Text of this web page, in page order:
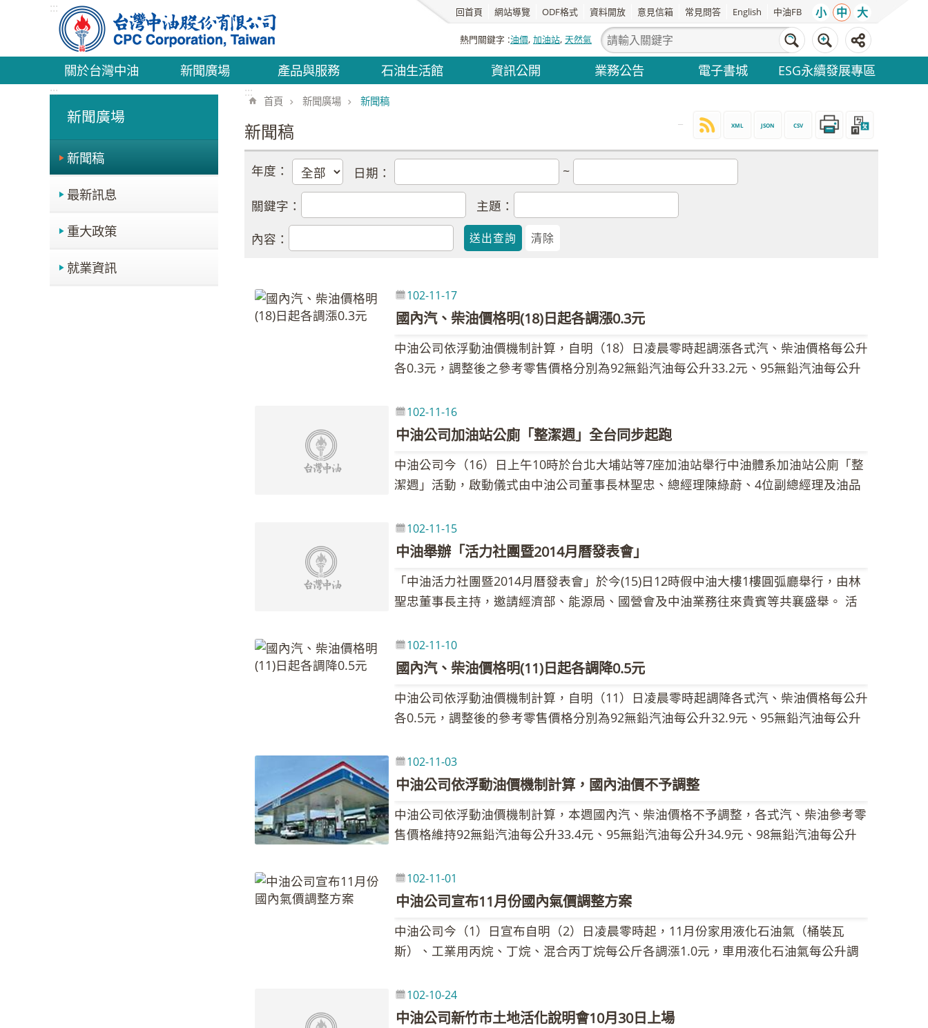
跳到主要內容區塊
::: 回首頁 網站導覽 ODF格式 資料開放 意見信箱 常見問答 English 中油FB 小 中 大
熱門關鍵字 油價 加油站 天然氣
關於台灣中油 新聞廣場 產品與服務 石油生活館 資訊公開 業務公告 電子書城 ESG永續發展專區
:::
新聞廣場
新聞稿
最新訊息
重大政策
就業資訊
:::
首頁 新聞廣場 新聞稿
新聞稿 XML JSON CSV
年度： 日期： ~
關鍵字：
主題：
內容：
國內汽、柴油價格明(18)日起各調漲0.3元
102-11-17
中油公司依浮動油價機制計算，自明（18）日凌晨零時起調漲各式汽、柴油價格每公升
各0.3元，調整後之參考零售價格分別為92無鉛汽油每公升33.2元、95無鉛汽油每公升
美中等六國對於伊朗議題仍未達成協議、美國貨幣寬鬆政策將持續實施，及利比亞再傳
原油生產中斷等因素，近日國際油價上揚，本週調價指標7D3B週均價為每桶105.53美
公式計算漲幅為1.31％，汽、柴油每公升分別調漲0.3元。各式汽、柴油參考零售價格
調幅及調整金額如附表，但實際零售價格仍應以各營業點公告為準。 中油公司表示，
設置多座自助加油站，提供相關優惠，民眾可多利用以節省荷包；另中油也提供各種省
油方式，相關資訊歡迎大家至中油全球資訊網查詢（https://www.cpc.com.tw/）。
中油公司加油站公廁「整潔週」全台同步起跑
102-11-16
中油公司今（16）日上午10時於台北大埔站等7座加油站舉行中油體系加油站公廁「整
潔週」活動，啟動儀式由中油公司董事長林聖忠、總經理陳綠蔚、4位副總經理及油品
公司「中油體系加油站公廁整潔週」活動已邁入第2年，去年首次由董事長林聖忠帶領
2000餘座加油站同步辦理，獲得社會各界及顧客的肯定與支持。為展現中油加油站
步道或交通樞紐處的7座中油加油站，同步視訊連線舉辦整潔週起跑活動，希望藉由
「整潔明亮 油您我一起」的理念，將公廁文化傳遞給各加油站，藉以強化中油加油站
理、楊敬熙、張瑞宗、林勝益、陳明輝等4位副總經理及油品行銷事業部李智副執行長
穿戴標準配備，分別在台北大埔站、台中五福站、高雄千越鳳頂站、宜蘭中森站、新竹
步驟，全台約2,000座加油站也同時進行公廁清潔服務，將優良公廁文化在中油體系加
油站徹底落實，讓消費者至中油加油站時，可以享受乾淨、整潔的環境服務。 中油表
徵；中油長期以來相當重視加油站公廁的清潔，就是重視消費者、以客為尊的具體表
現，同時也向社會大眾展現提升中油企業形象的誠意與決心。
中油舉辦「活力社團暨2014月曆發表會」
102-11-15
「中油活力社團暨2014月曆發表會」於今(15)日12時假中油大樓1樓圓弧廳舉行，由林
聖忠董事長主持，邀請經濟部、能源局、國營會及中油業務往來貴賓等共襄盛舉。 活
還展示中油美術社馮德偉師生繪製的12幅「2014中油之美月曆」主圖。 中油公司每年
均會製作精美月曆致贈業務往來客戶，及作為敦親睦鄰的年節贈禮，過去多以台灣美麗
的風景做為月曆主圖，今年在林董事長希望月曆能多一些中油企業元素的建議下，決定
挑選12張具代表性的中油公司各項業務照片，由中油美術社同仁繪製，期能讓中油鮮為
人知的業務面向，透過彩繪的多元筆觸，投入繪畫者的情感，呈現不同的風采，讓國人
發揚古詩詞的文學之美，在林董事長指導下，特別從唐詩、宋詞、周易、詩經等書中挑
選古詩詞句，以切合畫作表達的意境，例如「出磺坑」那幅畫則以于謙《詠煤炭》「鑿
搭，竟也能巧妙融合，別有一番況味。 「2014中油之美月曆」主圖雖然並非出自名家
之手，但卻充滿濃濃的油人之愛，凝聚油人對公司無比的向心力，希望能獲得廣大迴
國內汽、柴油價格明(11)日起各調降0.5元
102-11-10
中油公司依浮動油價機制計算，自明（11）日凌晨零時起調降各式汽、柴油價格每公升
各0.5元，調整後的參考零售價格分別為92無鉛汽油每公升32.9元、95無鉛汽油每公升
國商用原油庫存較前週增加，且市場對於西方國家要求伊朗停止核子計畫換取解除禁運
的進展，保持樂觀預期，致使國際油價下跌。本週調價指標7D3B週均價為每桶104.32
依公式計算跌幅為2.03％，汽、柴油每公升各調降0.5元。各式汽、柴油參考零售價格
調幅及調整金額如附表，但實際零售價格仍應以各營業點公告為準。 中油公司表示，
貼，按月採差價補貼，至102年10月31日為止，中油公司代為支付補貼金額已達新台幣
56.16億元，目前補貼措施仍持續辦理，102年10月份大眾客運補貼4.2元及11月計程車
https://www.cpc.com.tw/big5/information/index01.asp?sno=4337&pno=12。
中油公司依浮動油價機制計算，國內油價不予調整
102-11-03
中油公司依浮動油價機制計算，本週國內汽、柴油價格不予調整，各式汽、柴油參考零
售價格維持92無鉛汽油每公升33.4元、95無鉛汽油每公升34.9元、98無鉛汽油每公升
國際油價上揚，惟隨後美國公布商用原油庫存高於預期，國際油價又再度下跌，本週國
際油價漲跌互現。中油表示，本週調價指標7D3B週均價為每桶107.11美元，較前週
僅為0.02％，故汽、柴油價格不予調整。各式汽、柴油參考零售價格調幅及調整金額如
附表，實際零售價格仍應以各營業點公告為準。 中油強調，國內油價每週隨國際油價
球油源蘊藏量有限，珍惜資源、節約用油。
中油公司宣布11月份國內氣價調整方案
102-11-01
中油公司今（1）日宣布自明（2）日凌晨零時起，11月份家用液化石油氣（桶裝瓦
斯）、工業用丙烷、丁烷、混合丙丁烷每公斤各調漲1.0元，車用液化石油氣每公升調
油氣市場需求增加，且中東地區供給減少，11月份液化石油氣國際合約價格（CP）較
上（10）月每公噸上漲60美元，依調價機制計算，液化石油氣每公斤應調漲1.4元，為
中油公司新竹市土地活化說明會10月30日上場
102-10-24